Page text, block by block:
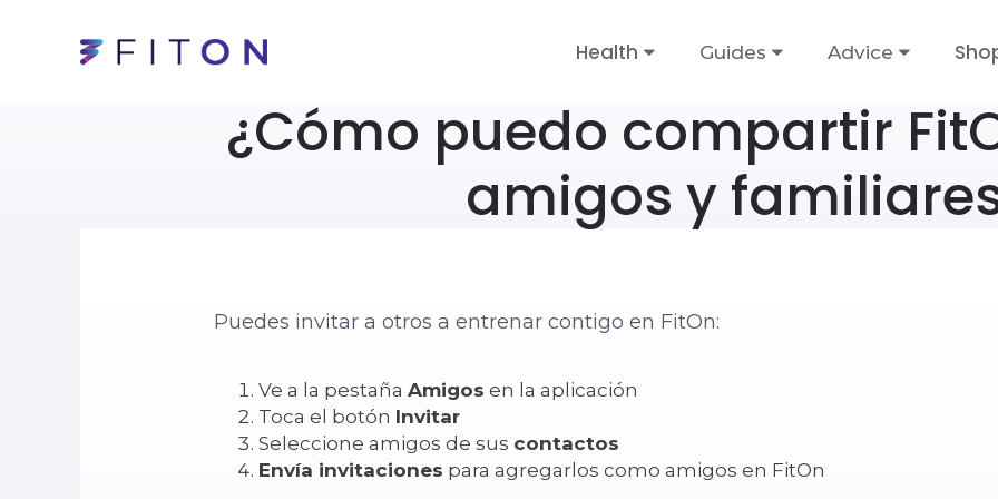
Health Guides Advice
¿Cómo puedo compartir
amigos y
Puedes invitar a otros a entrenar contigo en FitOn:
Ve a la pestaña Amigos en la aplicación
Toca el botón Invitar
Seleccione amigos de sus contactos
Envía invitaciones para agregarlos como amigos en FitOn